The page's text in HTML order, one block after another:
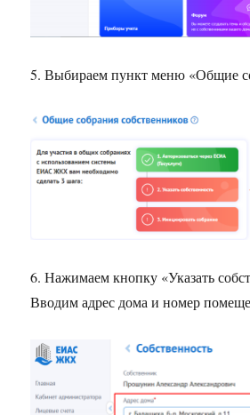
5. Выбираем пункт меню «Общие
6. Нажимаем кнопку «Указать
Вводим адрес дома и номер